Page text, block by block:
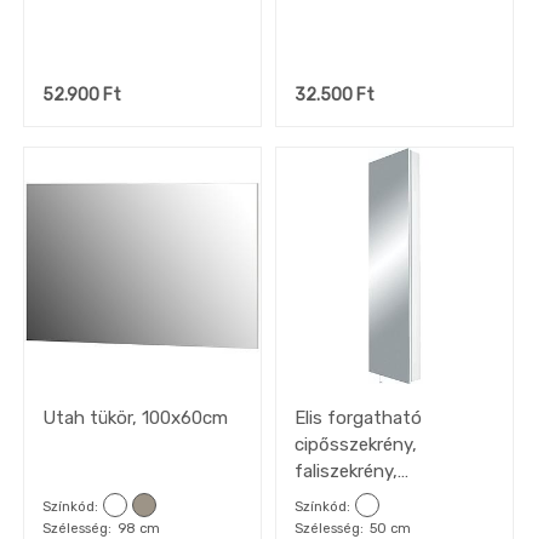
52.900 Ft 32.500Ft
Utah tükör, 100x60cm
Színkód
Szélesség
98 cm
Elis forgatható
cipősszekrény,
faliszekrény,
fehér/tükrös"ks"
Színkód
Szélesség
50 cm